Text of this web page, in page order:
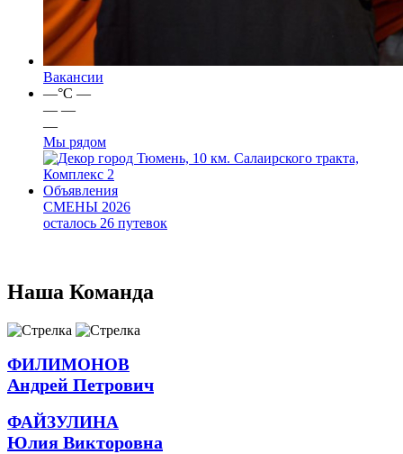
Вакансии
—°C —
— —
—
Мы рядом
город Тюмень, 10 км. Салаирского тракта,
Комплекс 2
Объявления
СМЕНЫ 2026
осталось 26 путевок
Наша Команда
ФИЛИМОНОВ
Андрей Петрович
ФАЙЗУЛИНА
Юлия Викторовна